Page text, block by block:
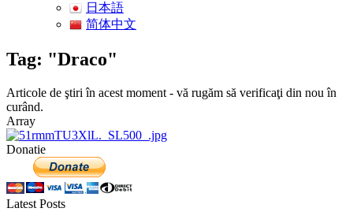
日本語
简体中文
Tag: "Draco"
Articole de ştiri în acest moment - vă rugăm să verificaţi din nou în
curând.
Array
Donatie
Latest Posts